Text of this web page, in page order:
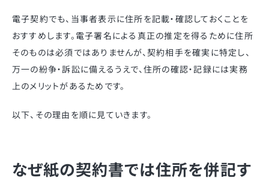
電子契約でも、当事者表示に住所を記載・確認しておくことを
おすすめします。電子署名による真正の推定を得るために住所
そのものは必須ではありませんが、契約相手を確実に特定し、
万一の紛争・訴訟に備えるうえで、住所の確認・記録には実務
上のメリットがあるためです。
以下、その理由を順に見ていきます。
なぜ紙の契約書では住所を併記す